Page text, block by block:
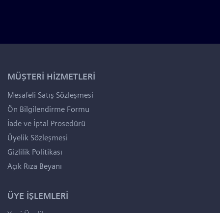
MÜŞTERİ HİZMETLERİ
Mesafeli Satış Sözleşmesi
Ön Bilgilendirme Formu
İade ve İptal Prosedürü
Üyelik Sözleşmesi
Gizlilik Politikası
Açık Rıza Beyanı
ÜYE İŞLEMLERİ